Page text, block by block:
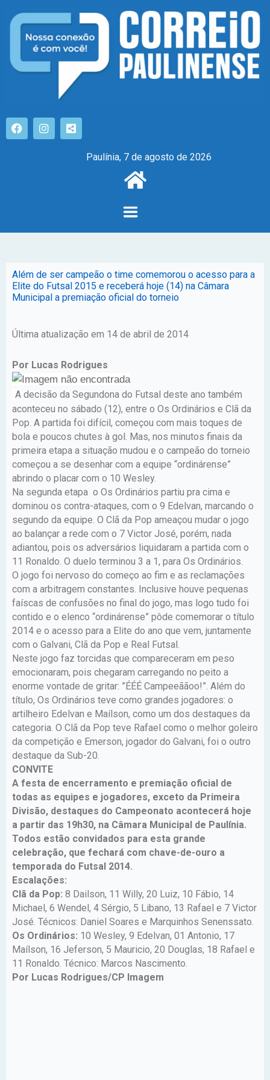
Paulínia, 7 de agosto de 2026
Além de ser campeão o time comemorou o acesso para a
Elite do Futsal 2015 e receberá hoje (14) na Câmara
Municipal a premiação oficial do torneio
Última atualização em 14 de abril de 2014
Por Lucas Rodrigues
A decisão da Segundona do Futsal deste ano também
aconteceu no sábado (12), entre o Os Ordinários e Clã da
Pop. A partida foi difícil, começou com mais toques de
bola e poucos chutes à gol. Mas, nos minutos finais da
primeira etapa a situação mudou e o campeão do torneio
começou a se desenhar com a equipe “ordinárense”
abrindo o placar com o 10 Wesley.
Na segunda etapa o Os Ordinários partiu pra cima e
dominou os contra-ataques, com o 9 Edelvan, marcando o
segundo da equipe. O Clã da Pop ameaçou mudar o jogo
ao balançar a rede com o 7 Victor José, porém, nada
adiantou, pois os adversários liquidaram a partida com o
11 Ronaldo. O duelo terminou 3 a 1, para Os Ordinários.
O jogo foi nervoso do começo ao fim e as reclamações
com a arbitragem constantes. Inclusive houve pequenas
faíscas de confusões no final do jogo, mas logo tudo foi
contido e o elenco “ordinárense” pôde comemorar o título
2014 e o acesso para a Elite do ano que vem, juntamente
com o Galvani, Clã da Pop e Real Futsal.
Neste jogo faz torcidas que compareceram em peso
emocionaram, pois chegaram carregando no peito a
enorme vontade de gritar: ”ÉÉÉ Campeeããoo!”. Além do
título, Os Ordinários teve como grandes jogadores: o
artilheiro Edelvan e Maílson, como um dos destaques da
categoria. O Clã da Pop teve Rafael como o melhor goleiro
da competição e Emerson, jogador do Galvani, foi o outro
destaque da Sub-20.
CONVITE
A festa de encerramento e premiação oficial de
todas as equipes e jogadores, exceto da Primeira
Divisão, destaques do Campeonato acontecerá hoje
a partir das 19h30, na Câmara Municipal de Paulínia.
Todos estão convidados para esta grande
celebração, que fechará com chave-de-ouro a
temporada do Futsal 2014.
Escalações:
Clã da Pop: 8 Dailson, 11 Willy, 20 Luiz, 10 Fábio, 14
Michael, 6 Wendel, 4 Sérgio, 5 Libano, 13 Rafael e 7 Victor
José. Técnicos: Daniel Soares e Marquinhos Senenssato.
Os Ordinários: 10 Wesley, 9 Edelvan, 01 Antonio, 17
Maílson, 16 Jeferson, 5 Mauricio, 20 Douglas, 18 Rafael e
11 Ronaldo. Técnico: Marcos Nascimento.
Por Lucas Rodrigues/CP Imagem